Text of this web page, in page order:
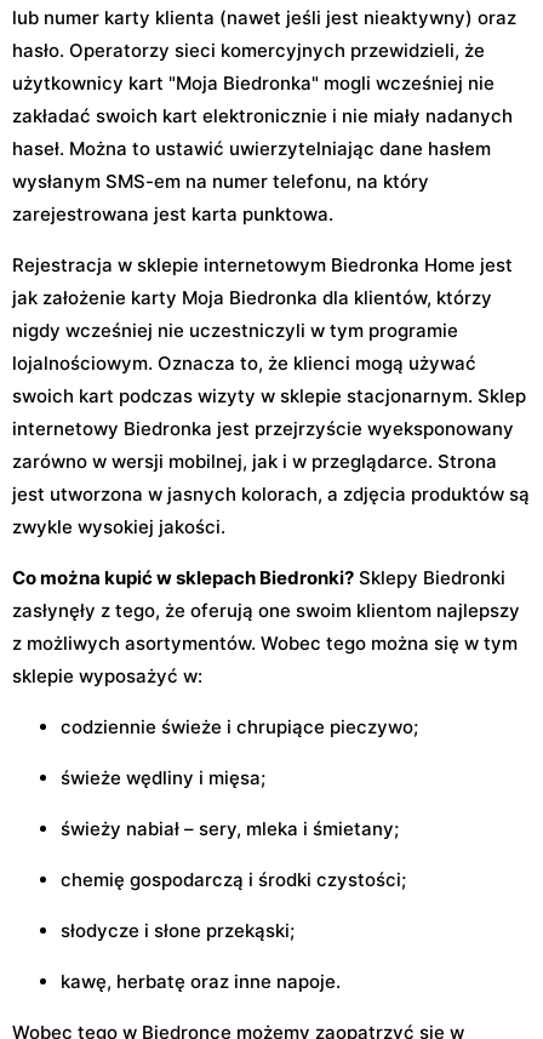
lub numer karty klienta (nawet jeśli jest nieaktywny) oraz
hasło. Operatorzy sieci komercyjnych przewidzieli, że
użytkownicy kart "Moja Biedronka" mogli wcześniej nie
zakładać swoich kart elektronicznie i nie miały nadanych
haseł. Można to ustawić uwierzytelniając dane hasłem
wysłanym SMS-em na numer telefonu, na który
zarejestrowana jest karta punktowa.
Rejestracja w sklepie internetowym Biedronka Home jest
jak założenie karty Moja Biedronka dla klientów, którzy
nigdy wcześniej nie uczestniczyli w tym programie
lojalnościowym. Oznacza to, że klienci mogą używać
swoich kart podczas wizyty w sklepie stacjonarnym. Sklep
internetowy Biedronka jest przejrzyście wyeksponowany
zarówno w wersji mobilnej, jak i w przeglądarce. Strona
jest utworzona w jasnych kolorach, a zdjęcia produktów są
zwykle wysokiej jakości.
Co można kupić w sklepach Biedronki? Sklepy Biedronki
zasłynęły z tego, że oferują one swoim klientom najlepszy
z możliwych asortymentów. Wobec tego można się w tym
sklepie wyposażyć w:
codziennie świeże i chrupiące pieczywo;
świeże wędliny i mięsa;
świeży nabiał – sery, mleka i śmietany;
chemię gospodarczą i środki czystości;
słodycze i słone przekąski;
kawę, herbatę oraz inne napoje.
Wobec tego w Biedronce możemy zaopatrzyć się w